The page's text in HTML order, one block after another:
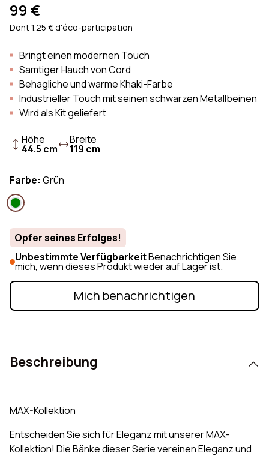
99 €
Dont 1.25 € d'éco-participation
Bringt einen modernen Touch
Samtiger Hauch von Cord
Behagliche und warme Khaki-Farbe
Industrieller Touch mit seinen schwarzen Metallbeinen
Wird als Kit geliefert
Höhe
44.5 cm
Breite
119 cm
Farbe: Grün
Opfer seines Erfolges!
Unbestimmte VerfügbarkeitBenachrichtigen Sie
mich, wenn dieses Produkt wieder auf Lager ist.
Mich benachrichtigen
Beschreibung
MAX-Kollektion
Entscheiden Sie sich für Eleganz mit unserer MAX-
Kollektion! Die Bänke dieser Serie vereinen Eleganz und